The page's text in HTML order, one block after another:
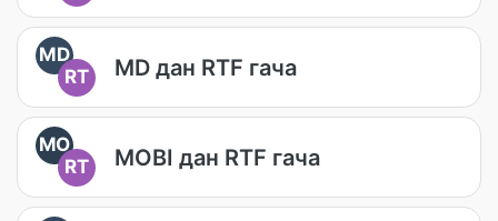
MD
RT
MD дан RTF гача
MO
RT
MOBI дан RTF гача